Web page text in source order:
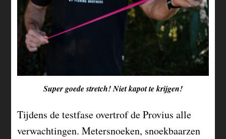
Super goede stretch! Niet kapot te krijgen!
Tijdens de testfase overtrof de Provius alle
verwachtingen. Metersnoeken, snoekbaarzen